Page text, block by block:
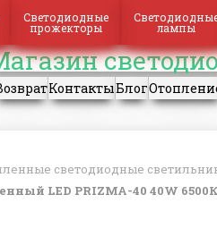
Светодиодные
прожекторы лампы
КонтактыБлог
светодиодные
LED PRIZMA-40 40W 6500К